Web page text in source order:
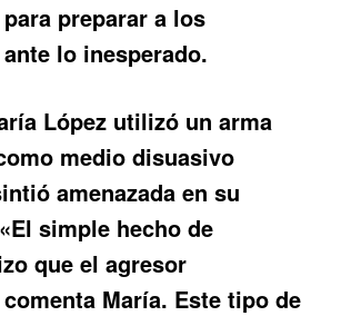
preparar a los
lo inesperado.
López utilizó un arma
medio disuasivo
amenazada en su
simple hecho de
que el agresor
María. Este tipo de